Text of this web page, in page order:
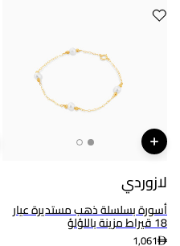
لازوردي
أسورة بسلسلة ذهب مستديرة عيار
18 قيراط مزينة باللؤلؤ
1,061